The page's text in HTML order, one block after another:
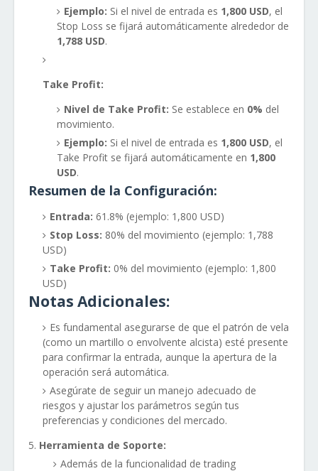
Ejemplo: Si el nivel de entrada es 1,800 USD, el
Stop Loss se fijará automáticamente alrededor de
1,788 USD.
Take Profit:
Nivel de Take Profit: Se establece en 0% del
movimiento.
Ejemplo: Si el nivel de entrada es 1,800 USD, el
Take Profit se fijará automáticamente en 1,800
USD.
Resumen de la Configuración:
Entrada: 61.8% (ejemplo: 1,800 USD)
Stop Loss: 80% del movimiento (ejemplo: 1,788
USD)
Take Profit: 0% del movimiento (ejemplo: 1,800
USD)
Notas Adicionales:
Es fundamental asegurarse de que el patrón de vela
(como un martillo o envolvente alcista) esté presente
para confirmar la entrada, aunque la apertura de la
operación será automática.
Asegúrate de seguir un manejo adecuado de
riesgos y ajustar los parámetros según tus
preferencias y condiciones del mercado.
Herramienta de Soporte:
Además de la funcionalidad de trading